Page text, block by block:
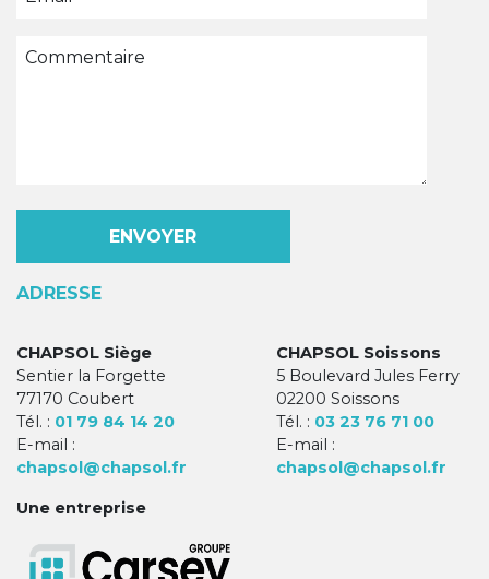
ADRESSE
CHAPSOL Siège
Sentier la Forgette
77170 Coubert
Tél. : 01 79 84 14 20
E-mail :
chapsol@chapsol.fr
Une entreprise
CHAPSOL Soissons
5 Boulevard Jules Ferry
02200 Soissons
Tél. : 03 23 76 71 00
E-mail :
chapsol@chapsol.fr